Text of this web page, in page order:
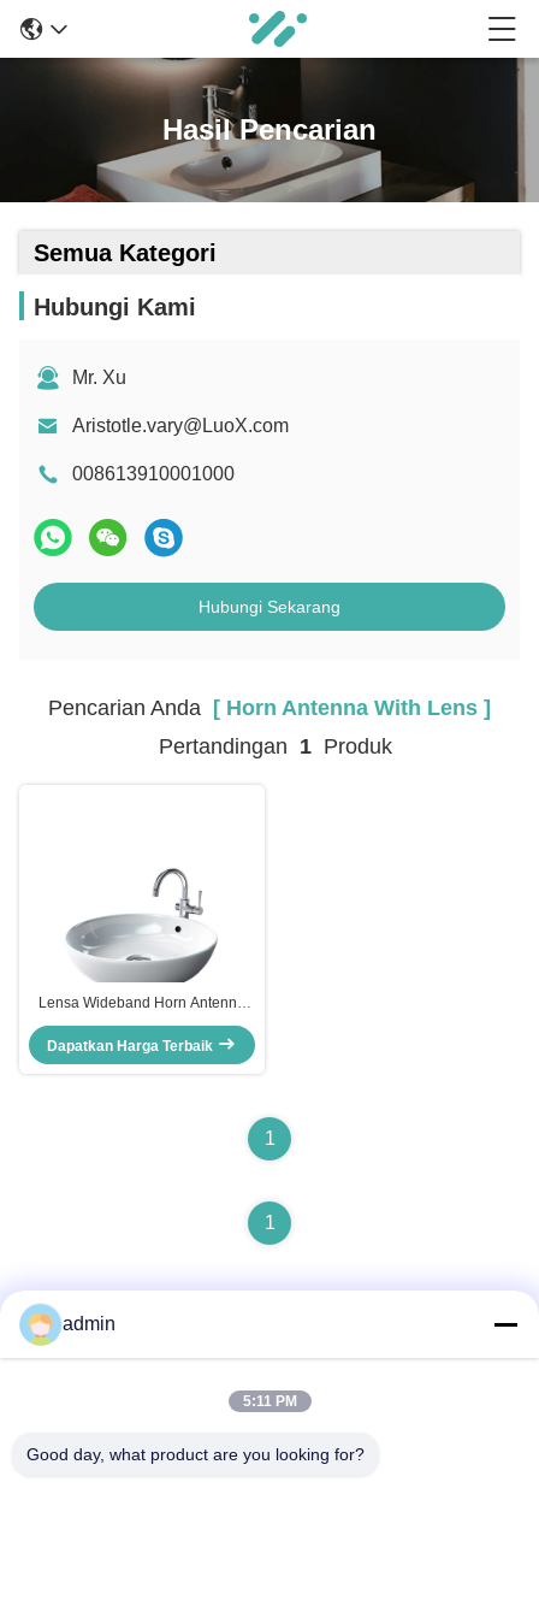
Hasil Pencarian
Semua Kategori
Hubungi Kami
Mr. Xu
Aristotle.vary@LuoX.com
008613910001000
Hubungi Sekarang
Pencarian Anda [ Horn Antenna With Lens ]
Pertandingan 1 Produk
Lensa Wideband Horn Antenna
Gain Enhancement Multi Beam
Dielectric Untuk MmWave 5G
Base Station
Dapatkan Harga Terbaik
1
1
admin
5:11 PM
Good day, what product are you looking for?